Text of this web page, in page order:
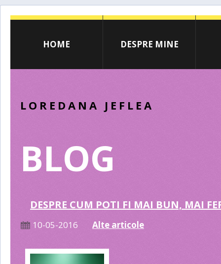
HOME DESPRE MINE
LOREDANA JEFLEA
BLOG
DESPRE CUM POTI FI MAI BUN, MAI
10-05-2016 Alte articole